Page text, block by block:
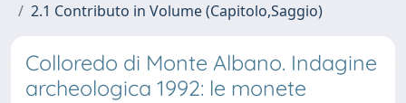
2.1 Contributo in Volume (Capitolo,Saggio)
Colloredo di Monte Albano. Indagine
archeologica 1992: le monete